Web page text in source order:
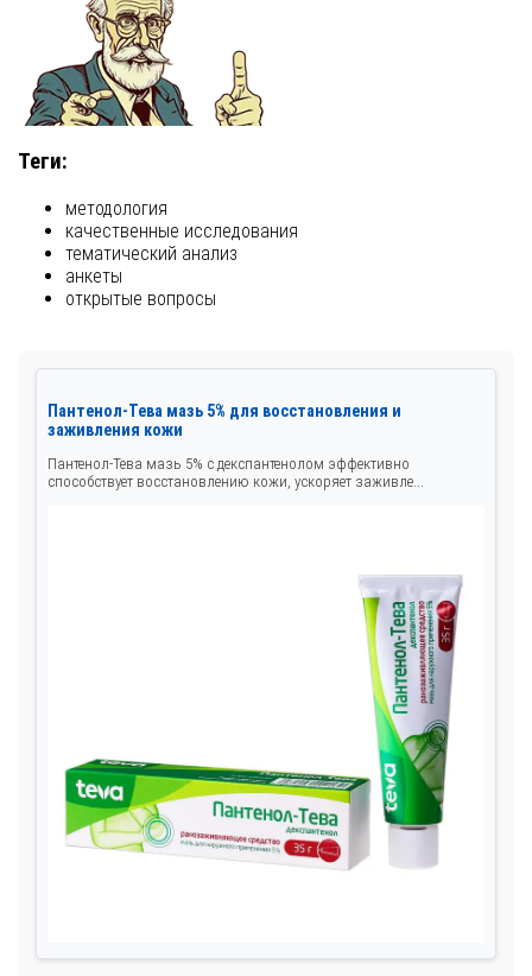
Теги:
методология
качественные исследования
тематический анализ
анкеты
открытые вопросы
Пантенол-Тева мазь 5% для восстановления и
заживления кожи
Пантенол-Тева мазь 5% с декспантенолом эффективно
способствует восстановлению кожи, ускоряет заживле...